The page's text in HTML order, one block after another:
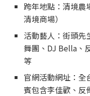
跨年地點：清境農
清境商場）
活動藝人：街頭
舞團、DJ Bella、
等
官網活動網址：全
賓包含李佳歡、反